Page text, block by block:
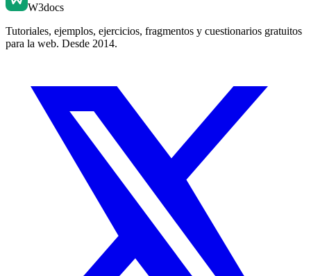
W3docs
Tutoriales, ejemplos, ejercicios, fragmentos y cuestionarios gratuitos
para la web. Desde 2014.